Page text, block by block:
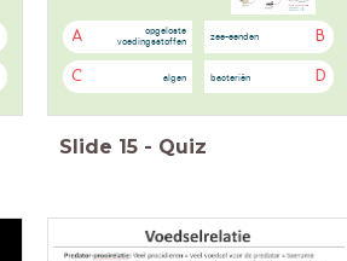
A
opgeloste
voedingsstoffen
B
zee-eenden
C algen D
bacteriën
Slide 15 - Quiz